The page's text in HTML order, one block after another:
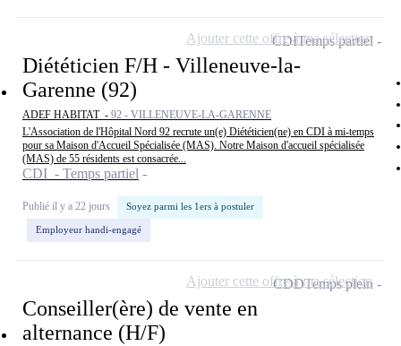
Diététicien F/H - Villeneuve-la-
Garenne (92)
ADEF HABITAT - 92 - VILLENEUVE-LA-GARENNE
L'Association de l'Hôpital Nord 92 recrute un(e) Diététicien(ne) en CDI à mi-temps
pour sa Maison d'Accueil Spécialisée (MAS). Notre Maison d'accueil spécialisée
(MAS) de 55 résidents est consacrée...
CDI - Temps partiel
Publié il y a 22 jours Soyez parmi les 1ers à postuler
Employeur handi-engagé
CDITemps partiel
Ajouter cette offre à ma sélection
Conseiller(ère) de vente en
alternance (H/F)
CDDTemps plein
Ajouter cette offre à ma sélection